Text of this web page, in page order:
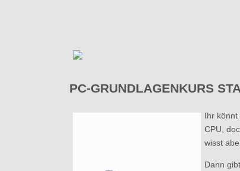
PC-GRUNDLAGENKURS
Ihr könnt
CPU,
wisst
Dann